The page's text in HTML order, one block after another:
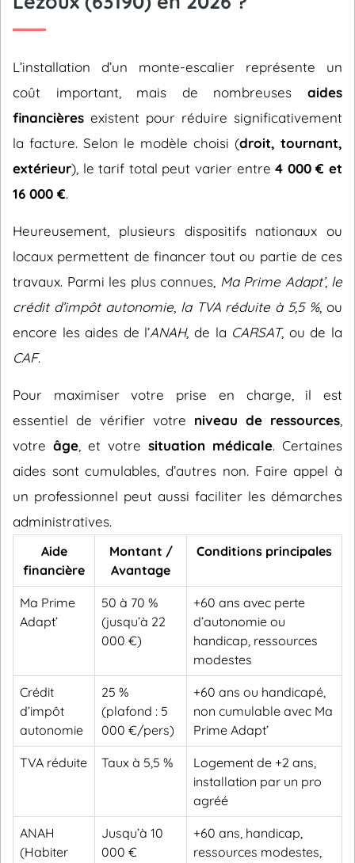
L’installation d’un monte-escalier représente un
coût important, mais de nombreuses aides
financières existent pour réduire significativement
la facture. Selon le modèle choisi (droit, tournant,
extérieur), le tarif total peut varier entre4 000 € et
16 000 €.
Heureusement, plusieurs dispositifs nationaux ou
locaux permettent de financer tout ou partie de ces
travaux. Parmi les plus connues, Ma Prime Adapt’, le
crédit d’impôt autonomie, la TVA réduite à 5,5 %, ou
encore les aides de l’ANAH, de la CARSAT, ou de la
CAF.
Pour maximiser votre prise en charge, il est
essentiel de vérifier votre niveau de ressources
votre âge , et votre situation médicale. Certaines
aides sont cumulables, d’autres non. Faire appel à
un professionnel peut aussi faciliter les démarches
administratives.
Aide
financière
Montant /
Avantage
Conditions principales
Ma Prime
Adapt’
50 à 70 %
(jusqu’à 22
000 €)
+60 ans avec perte
d’autonomie ou
handicap, ressources
modestes
Crédit
d’impôt
autonomie
25 %
(plafond : 5
000 €/pers)
+60 ans ou handicapé,
non cumulable avec Ma
Prime Adapt’
TVA réduite Taux à 5,5 %
Logement de +2 ans,
installation par un pro
agréé
ANAH
(Habiter
Jusqu’à 10
000 €
+60 ans, handicap,
ressources modestes,